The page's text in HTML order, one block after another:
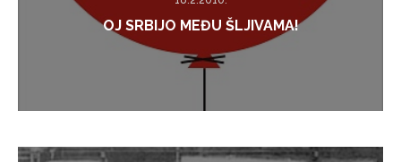
OJ SRBIJO MEĐU ŠLJIVAMA!